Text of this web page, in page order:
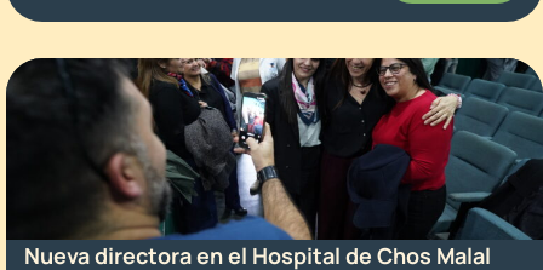
Nueva directora en el Hospital de Chos Malal